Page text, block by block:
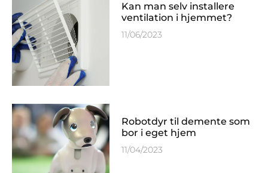
Kan man selv installere
ventilation i hjemmet?
11/06/2023
Robotdyr til demente som
bor i eget hjem
11/04/2023